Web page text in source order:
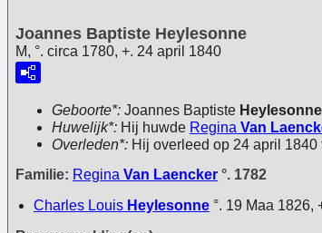
Joannes Baptiste Heylesonne
M, °. circa 1780, +. 24 april 1840
Geboorte*: Joannes Baptiste Heylesonne
Huwelijk*: Hij huwde Regina Van
Overleden*: Hij overleed op 24 april 1840
Familie: Regina Van Laencker °. 1782
Charles Louis Heylesonne °. 19 Maa 1826,